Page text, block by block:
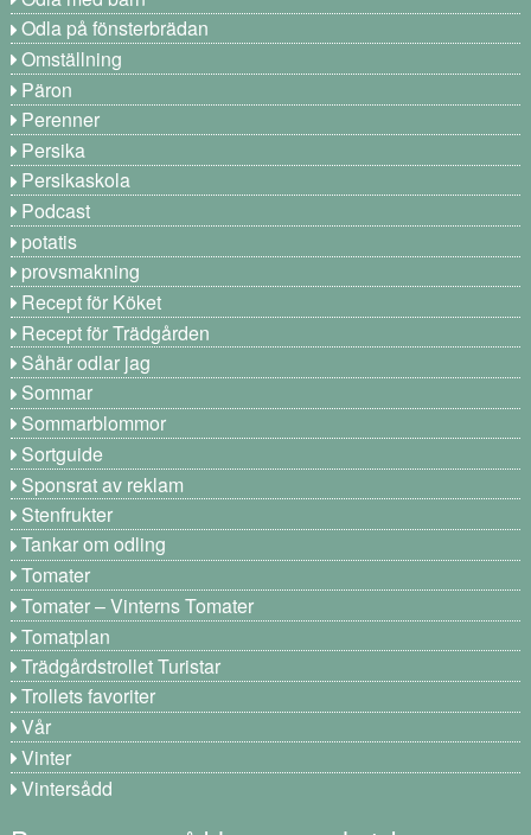
Odla på fönsterbrädan
Omställning
Päron
Perenner
Persika
Persikaskola
Podcast
potatis
provsmakning
Recept för Köket
Recept för Trädgården
Såhär odlar jag
Sommar
Sommarblommor
Sortguide
Sponsrat av reklam
Stenfrukter
Tankar om odling
Tomater
Tomater – Vinterns Tomater
Tomatplan
Trädgårdstrollet Turistar
Trollets favoriter
Vår
Vinter
Vintersådd